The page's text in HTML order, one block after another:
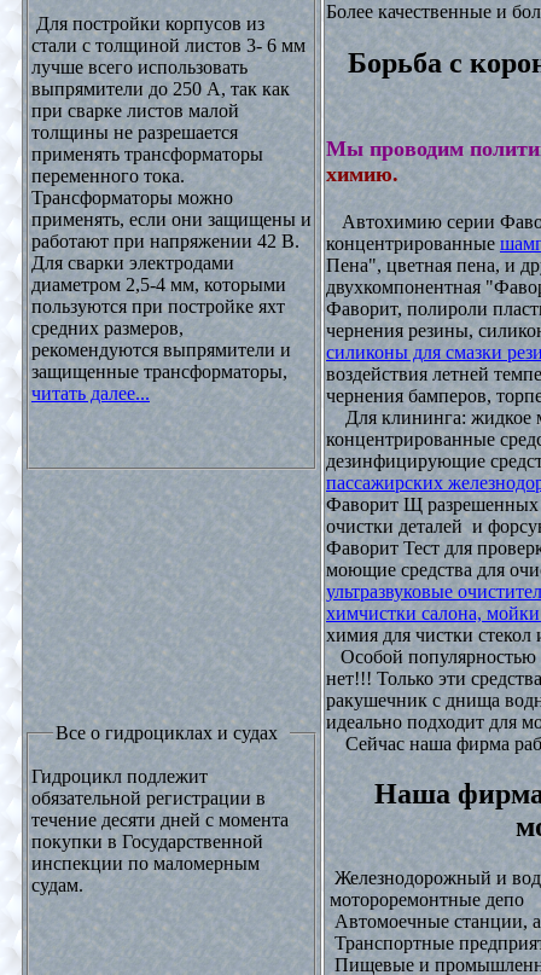
Для постройки корпусов из
стали с толщиной листов 3- 6 мм
лучше всего использовать
выпрямители до 250 А, так как
при сварке листов малой
толщины не разрешается
применять трансформаторы
переменного тока.
Трансформаторы можно
применять, если они защищены и
работают при напряжении 42 В.
Для сварки электродами
диаметром 2,5-4 мм, которыми
пользуются при постройке яхт
средних размеров,
рекомендуются выпрямители и
защищенные трансформаторы,
читать далее...
Все о гидроциклах и судах
Гидроцикл подлежит
обязательной регистрации в
течение десяти дней с момента
покупки в Государственной
инспекции по маломерным
судам.
Более качественные и
Борьба с
Мы проводим
химию.
Автохимию серии
концентрированные
Пена", цветная пена, и
двухкомпонентная
Фаворит, полироли
чернения резины,
силиконы для смазки
воздействия летней
чернения бамперов,
Для клининга: жидкое
концентрированные
дезинфицирующие
пассажирских
Фаворит Щ
очистки деталей и
Фаворит Тест для
моющие средства для
ультразвуковые
химчистки салона,
химия для чистки стекол
Особой популярностью
нет!!! Только эти
ракушечник с днища
идеально подходит для
Сейчас наша фирма
Наша фирма
Железнодорожный и
мотороремонтные депо
Автомоечные станции,
Транспортные
Пищевые и